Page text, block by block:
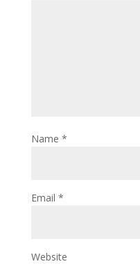
Name *
Email *
Website